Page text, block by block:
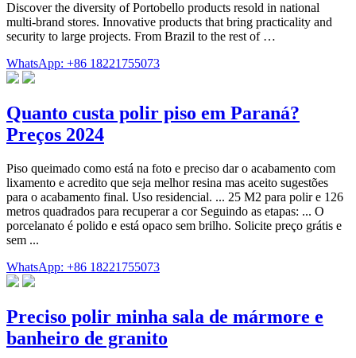
Discover the diversity of Portobello products resold in national
multi-brand stores. Innovative products that bring practicality and
security to large projects. From Brazil to the rest of …
WhatsApp: +86 18221755073
Quanto custa polir piso em Paraná?
Preços 2024
Piso queimado como está na foto e preciso dar o acabamento com
lixamento e acredito que seja melhor resina mas aceito sugestões
para o acabamento final. Uso residencial. ... 25 M2 para polir e 126
metros quadrados para recuperar a cor Seguindo as etapas: ... O
porcelanato é polido e está opaco sem brilho. Solicite preço grátis e
sem ...
WhatsApp: +86 18221755073
Preciso polir minha sala de mármore e
banheiro de granito